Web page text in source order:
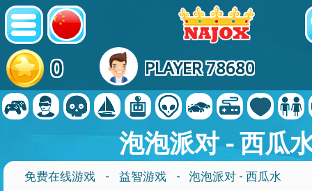
0 PLAYER 78680
泡泡派对 - 西瓜
免费在线游戏 - 益智游戏 - 泡泡派对 - 西瓜水